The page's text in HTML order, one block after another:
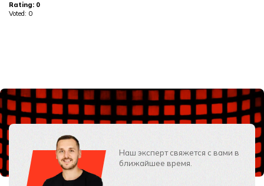
Rating: 0
Voted: 0
Наш эксперт свяжется с вами в
ближайшее время.